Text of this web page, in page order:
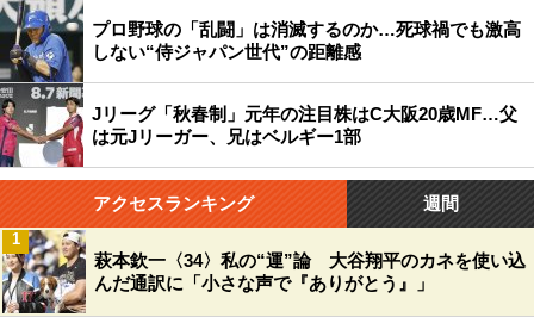
プロ野球の「乱闘」は消滅するのか…死球禍でも激高
しない“侍ジャパン世代”の距離感
Jリーグ「秋春制」元年の注目株はC大阪20歳MF…父
は元Jリーガー、兄はベルギー1部
アクセスランキング 週間
萩本欽一〈34〉私の“運”論 大谷翔平のカネを使い込
んだ通訳に「小さな声で『ありがとう』」
1